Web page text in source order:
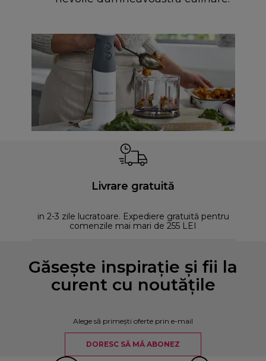
Livrare gratuită
in 2-3 zile lucratoare. Expediere gratuită pentru
comenzile mai mari de 255 LEI
Găsește inspirație și fii la
curent cu noutățile
Alege să primești oferte prin e-mail
DORESC SĂ MĂ ABONEZ